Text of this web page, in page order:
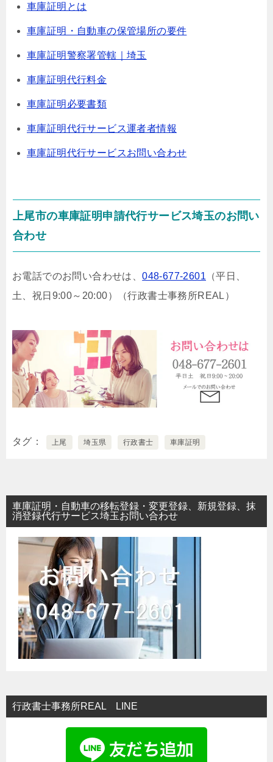
車庫証明とは
車庫証明・自動車の保管場所の要件
車庫証明警察署管轄｜埼玉
車庫証明代行料金
車庫証明必要書類
車庫証明代行サービス運者者情報
車庫証明代行サービスお問い合わせ
上尾市の車庫証明申請代行サービス埼玉のお問い
合わせ
お電話でのお問い合わせは、048-677-2601 （平日、
土、祝日9:00～20:00）
（行政書士事務所REAL）
タグ 上尾 埼玉県 行政書士 車庫証明
車庫証明・自動車の移転登録・変更登録、新規登録、抹
消登録代行サービス埼玉お問い合わせ
行政書士事務所REAL LINE